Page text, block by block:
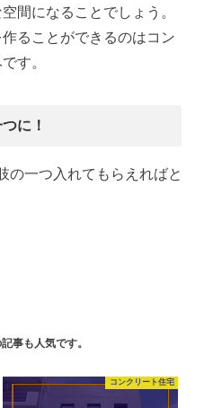
間になることでしょう。
ることができるのはコン
す。
に！
の一つ入れてもらえればと
事も人気です。
コンクリート住宅